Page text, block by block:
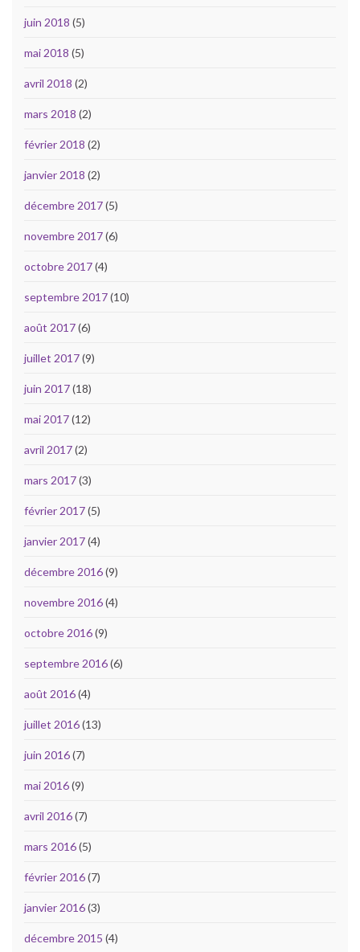
juin 2018 (5)
mai 2018 (5)
avril 2018 (2)
mars 2018 (2)
février 2018 (2)
janvier 2018 (2)
décembre 2017(5)
novembre 2017(6)
octobre 2017(4)
septembre 2017(10)
août 2017(6)
juillet 2017(9)
juin 2017(18)
mai 2017(12)
avril 2017(2)
mars 2017(3)
février 2017(5)
janvier 2017(4)
décembre 2016(9)
novembre 2016(4)
octobre 2016(9)
septembre 2016(6)
août 2016(4)
juillet 2016(13)
juin 2016(7)
mai 2016(9)
avril 2016(7)
mars 2016(5)
février 2016(7)
janvier 2016(3)
décembre 2015 (4)